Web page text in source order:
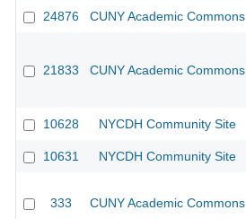
24876 CUNY Academic Commons
21833 CUNY Academic Commons
10628 NYCDH Community Site
10631 NYCDH Community Site
333 CUNY Academic Commons